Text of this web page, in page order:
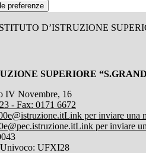
preferenze
D’ISTRUZIONE
SUPERIORE
IV Novembre, 16
- Fax: 0171 6672
Link per inviare una
Link per inviare
UFXI28